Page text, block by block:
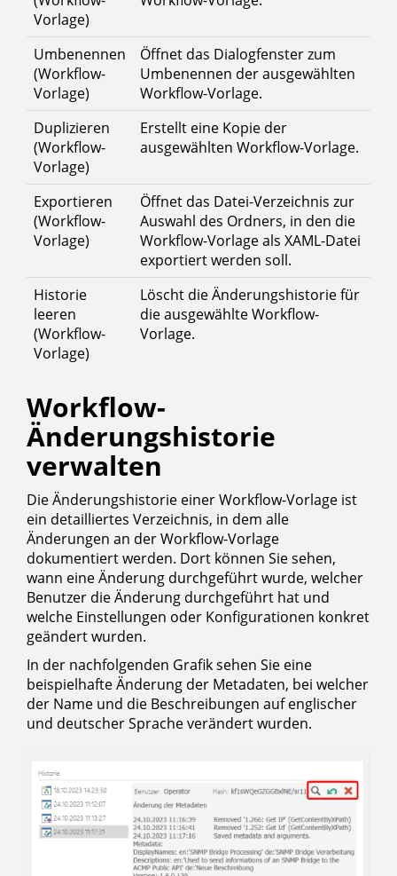
Vorlage)
Umbenennen
(Workflow-
Vorlage)
Öffnet das Dialogfenster zum
Umbenennen der ausgewählten
Workflow-Vorlage.
Duplizieren
(Workflow-
Vorlage)
Erstellt eine Kopie der
ausgewählten Workflow-Vorlage.
Exportieren
(Workflow-
Vorlage)
Öffnet das Datei-Verzeichnis zur
Auswahl des Ordners, in den die
Workflow-Vorlage als XAML-Datei
exportiert werden soll.
Historie
leeren
(Workflow-
Vorlage)
Löscht die Änderungshistorie für
die ausgewählte Workflow-
Vorlage.
Workflow-
Änderungshistorie
verwalten
Die Änderungshistorie einer Workflow-Vorlage ist
ein detailliertes Verzeichnis, in dem alle
Änderungen an der Workflow-Vorlage
dokumentiert werden. Dort können Sie sehen,
wann eine Änderung durchgeführt wurde, welcher
Benutzer die Änderung durchgeführt hat und
welche Einstellungen oder Konfigurationen konkret
geändert wurden.
In der nachfolgenden Grafik sehen Sie eine
beispielhafte Änderung der Metadaten, bei welcher
der Name und die Beschreibungen auf englischer
und deutscher Sprache verändert wurden.